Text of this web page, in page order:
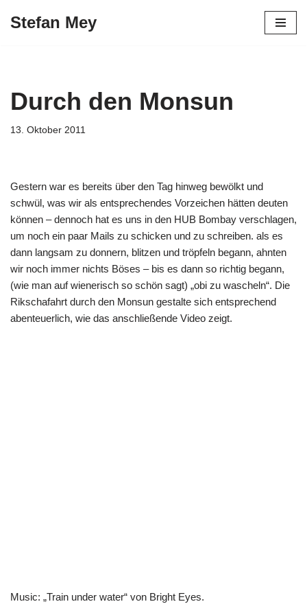
Stefan Mey
Durch den Monsun
13. Oktober 2011
Gestern war es bereits über den Tag hinweg bewölkt und
schwül, was wir als entsprechendes Vorzeichen hätten deuten
können – dennoch hat es uns in den HUB Bombay verschlagen,
um noch ein paar Mails zu schicken und zu schreiben. als es
dann langsam zu donnern, blitzen und tröpfeln begann, ahnten
wir noch immer nichts Böses – bis es dann so richtig begann,
(wie man auf wienerisch so schön sagt) „obi zu wascheln“. Die
Rikschafahrt durch den Monsun gestalte sich entsprechend
abenteuerlich, wie das anschließende Video zeigt.
Music: „Train under water“ von Bright Eyes.